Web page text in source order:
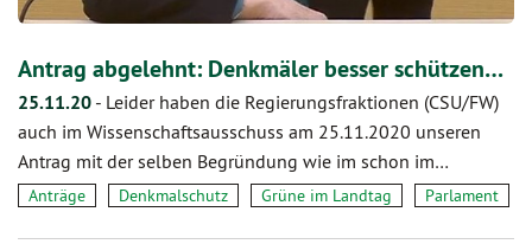
Antrag abgelehnt: Denkmäler besser schützen…
25.11.20 - Leider haben die Regierungsfraktionen (CSU/FW)
auch im Wissenschaftsausschuss am 25.11.2020 unseren
Antrag mit der selben Begründung wie im schon im…
Anträge Denkmalschutz Grüne im Landtag Parlament